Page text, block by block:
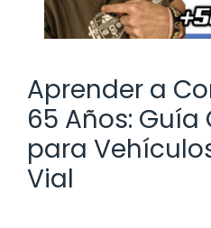
Aprender a
65 Años:
para
Vial